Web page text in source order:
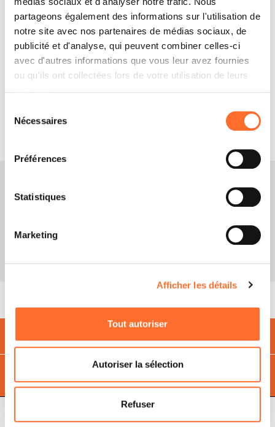
partageons également des informations sur l'utilisation de
notre site avec nos partenaires de médias sociaux, de
publicité et d'analyse, qui peuvent combiner celles-ci
avec d'autres informations que vous leur avez fournies
ou qu'ils ont collectées lors de votre utilisation de leurs
Nécessaires
Préférences
Statistiques
Marketing
Afficher les détails
Tout autoriser
Autoriser la sélection
Refuser
02100, RIETI
Rieti, Lazio
Italie
VIA ROMA 26/28
02047, POGGIO MIRTETO
Rieti, Lazio
respecte l'environnement
granulés
point de ventele plus proche de vous